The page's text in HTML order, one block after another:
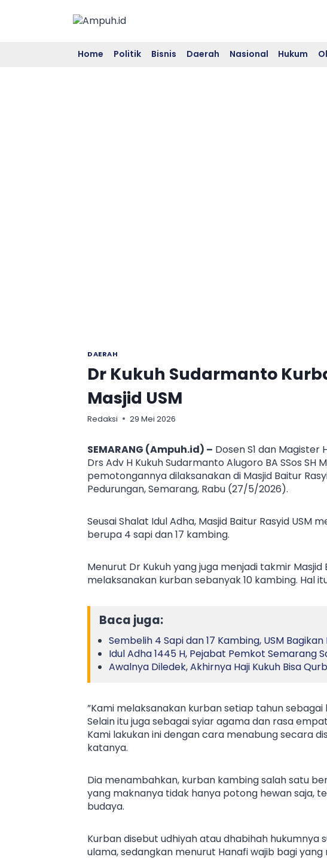
Home Politik Bisnis Daerah Nasional Hukum
DAERAH
Dr Kukuh Sudarmanto
Masjid USM
Redaksi 29 Mei 2026
SEMARANG (Ampuh.id) – Dosen S1 dan Magister
Drs Adv H Kukuh Sudarmanto Alugoro BA SSos SH
pemotongannya dilaksanakan di Masjid Baitur
Pedurungan, Semarang, Rabu (27/5/2026).
Seusai Shalat Idul Adha, Masjid Baitur Rasyid
berupa 4 sapi dan 17 kambing.
Menurut Dr Kukuh yang juga menjadi takmir Masjid
melaksanakan kurban sebanyak 10 kambing. Hal
Baca juga:
Sembelih 4 Sapi dan 17 Kambing, USM Bagikan
Idul Adha 1445 H, Pejabat Pemkot Semarang
Awalnya Diledek, Akhirnya Haji Kukuh Bisa
”Kami melaksanakan kurban setiap tahun
Selain itu juga sebagai syiar agama dan rasa
Kami lakukan ini dengan cara menabung secara
katanya.
Dia menambahkan, kurban kambing salah satu
yang maknanya tidak hanya potong hewan saja,
budaya.
Kurban disebut udhiyah atau dhabihah
ulama, sedangkan menurut Hanafi wajib bagi yang